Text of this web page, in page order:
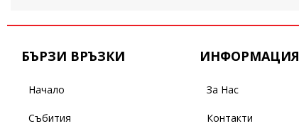
БЪРЗИ ВРЪЗКИ
Начало
Събития
ИНФОРМАЦИЯ
За Нас
Контакти